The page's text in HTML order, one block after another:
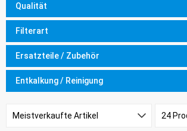
Qualität
Filterart
Ersatzteile / Zubehör
Entkalkung / Reinigung